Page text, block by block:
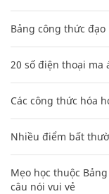
Bảng công thức
20 số điện thoại ma
Các công thức hóa
Nhiều điểm bất
Mẹo học thuộc
câu nói vui vẻ